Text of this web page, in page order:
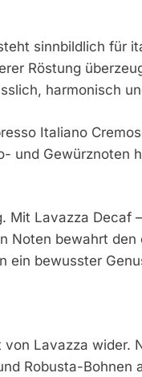
sinnbildlich für
Röstung
harmonisch
Italiano
und Gewürznoten
Lavazza Decaf
Noten bewahrt
ein bewusster
Lavazza wider.
Robusta-Bohnen